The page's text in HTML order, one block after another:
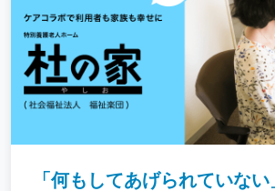
「何もしてあげられていない